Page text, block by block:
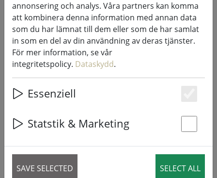
Zone Denmark
matlagningsförkläde Confetti
limegrön
annonsering och analys. Våra partners kan komma
att kombinera denna information med annan data
som du har lämnat till dem eller som de har samlat
in som en del av din användning av deras tjänster.
För mer information, se vår
integritetspolicy. Dataskydd.
Essenziell
Statstik & Marketing
SAVE SELECTED SELECT ALL